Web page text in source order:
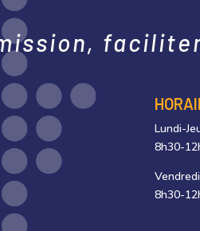
Lundi-
8h30-
Vendredi
8h30-